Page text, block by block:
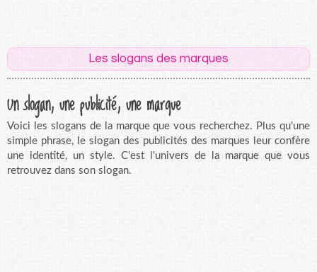
Les slogans des marques
Un slogan, une publicité, une marque
Voici les slogans de la marque que vous recherchez. Plus qu'une
simple phrase, le slogan des publicités des marques leur confère
une identité, un style. C'est l'univers de la marque que vous
retrouvez dans son slogan.